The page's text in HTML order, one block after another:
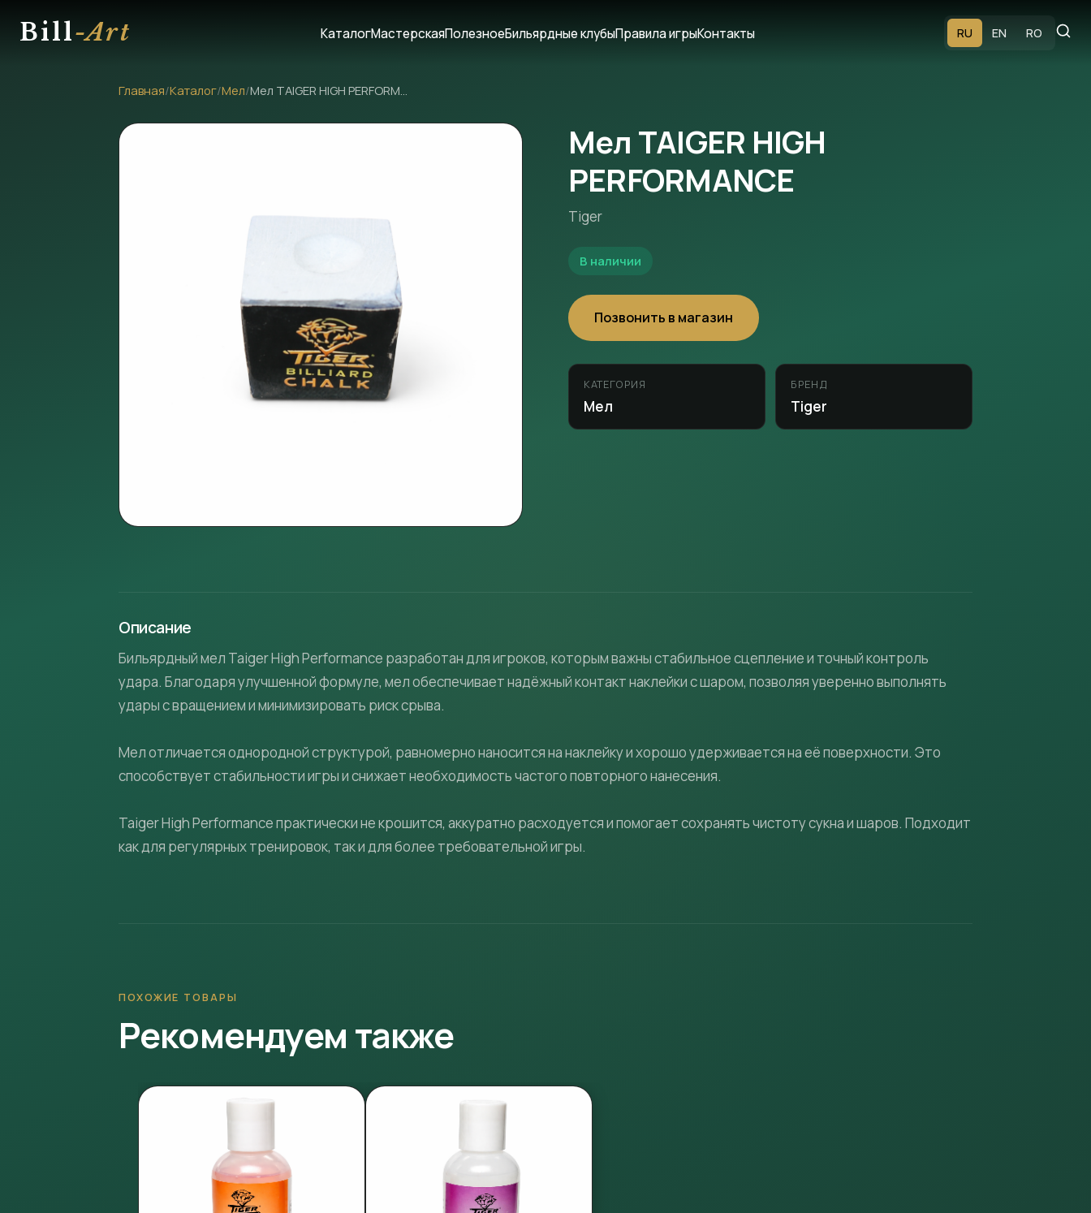
Bill-Art КаталогМастерскаяПолезноеБильярдные клубыПравила игрыКонтакты RU EN RO
Главная/Каталог/Мел/ Мел TAIGER HIGH PERFORMANCE
Мел TAIGER HIGH
PERFORMANCE
Tiger
В наличии
Позвонить в магазин
КАТЕГОРИЯ
Мел
БРЕНД
Tiger
Описание
Бильярдный мел Taiger High Performance разработан для игроков, которым важны стабильное сцепление и точный контроль
удара. Благодаря улучшенной формуле, мел обеспечивает надёжный контакт наклейки с шаром, позволяя уверенно выполнять
удары с вращением и минимизировать риск срыва.
Мел отличается однородной структурой, равномерно наносится на наклейку и хорошо удерживается на её поверхности. Это
способствует стабильности игры и снижает необходимость частого повторного нанесения.
Taiger High Performance практически не крошится, аккуратно расходуется и помогает сохранять чистоту сукна и шаров. Подходит
как для регулярных тренировок, так и для более требовательной игры.
ПОХОЖИЕ ТОВАРЫ
Рекомендуем также